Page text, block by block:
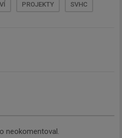
PROJEKTY SVHC
neokomentoval.